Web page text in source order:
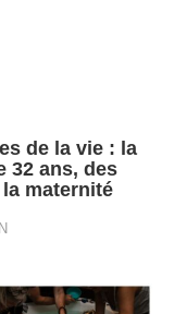
de la vie : la
32 ans, des
maternité